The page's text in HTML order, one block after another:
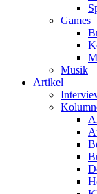
Games
Musik
Artikel